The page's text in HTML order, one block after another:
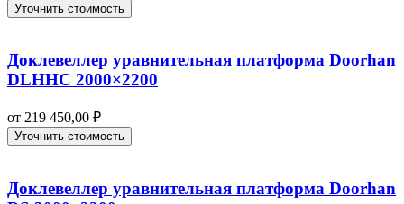
Уточнить стоимость
Доклевеллер уравнительная платформа Doorhan
DLHHC 2000×2200
от 219 450,00 ₽
Уточнить стоимость
Доклевеллер уравнительная платформа Doorhan